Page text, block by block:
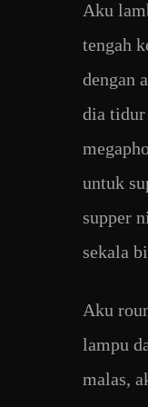
Aku
tengah
dengan
dia tidur
untuk
supper
sekala
Aku
lampu
malas,